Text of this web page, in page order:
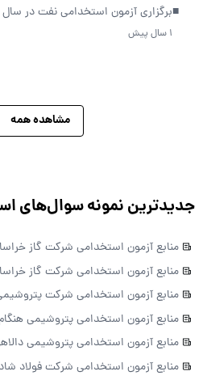
■برگزاری آزمون استخدامی نفت در سال 1404
1 سال پیش
مشاهده همه
جدیدترین نمونه سوال‌های
منابع آزمون استخدامی شرکت گاز
منابع آزمون استخدامی شرکت گاز
منابع آزمون استخدامی شرکت
منابع آزمون استخدامی پتروشیمی
منابع آزمون استخدامی پتروشیمی
منابع آزمون استخدامی شرکت فولاد